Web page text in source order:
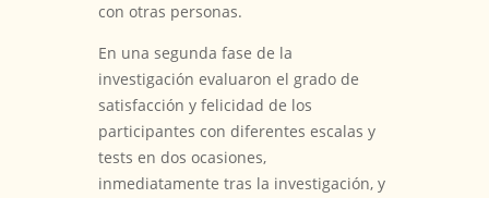
con otras personas.
En una segunda fase de la
investigación evaluaron el grado de
satisfacción y felicidad de los
participantes con diferentes escalas y
tests en dos ocasiones,
inmediatamente tras la investigación, y